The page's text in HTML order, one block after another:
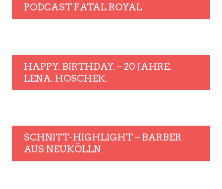
PODCAST FATAL ROYAL
HAPPY. BIRTHDAY. – 20 JAHRE.
LENA. HOSCHEK.
SCHNITT-HIGHLIGHT – BARBER
AUS NEUKÖLLN